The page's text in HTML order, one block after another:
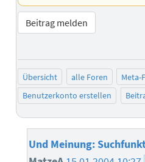
Beitrag melden
Übersicht alle Foren Meta-
Benutzerkonto erstellen
Und Meinung: